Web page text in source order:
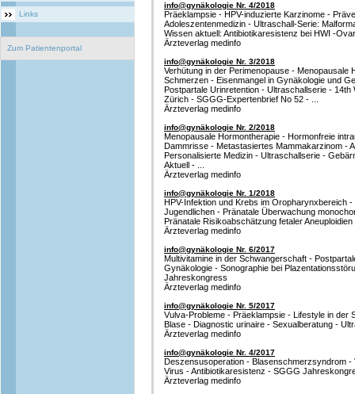
Links
Zum Patientenportal
info@gynäkologie Nr. 4/2018
Präeklampsie - HPV-induzierte Karzinome -
Adoleszentenmedizin - Ultraschall-Serie:
Wissen aktuell: Antibiotikaresistenz bei HWI -
Ärzteverlag medinfo
info@gynäkologie Nr. 3/2018
Verhütung in der Perimenopause - Menopausale
Schmerzen - Eisenmangel in Gynäkologie und
Postpartale Urinretention - Ultraschallserie -
Zürich - SGGG-Expertenbrief No 52 - ...
Ärzteverlag medinfo
info@gynäkologie Nr. 2/2018
Menopausale Hormontherapie - Hormonfreie
Dammrisse - Metastasiertes Mammakarzinom -
Personalisierte Medizin - Ultraschallserie -
Aktuell - ...
Ärzteverlag medinfo
info@gynäkologie Nr. 1/2018
HPV-Infektion und Krebs im Oropharynxbereich -
Jugendlichen - Pränatale Überwachung
Pränatale Risikoabschätzung fetaler Aneuploidien
Ärzteverlag medinfo
info@gynäkologie Nr. 6/2017
Multivitamine in der Schwangerschaft -
Gynäkologie - Sonographie bei
Jahreskongress
Ärzteverlag medinfo
info@gynäkologie Nr. 5/2017
Vulva-Probleme - Präeklampsie - Lifestyle in der
Blase - Diagnostic urinaire - Sexualberatung -
Ärzteverlag medinfo
info@gynäkologie Nr. 4/2017
Deszensusoperation - Blasenschmerzsyndrom -
Virus - Antibiotikaresistenz - SGGG
Ärzteverlag medinfo